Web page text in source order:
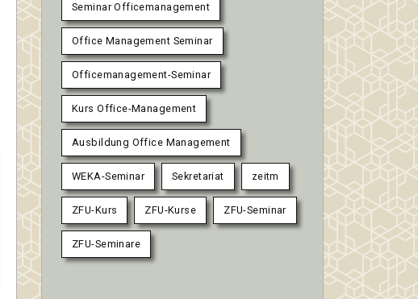
Seminar Officemanagement
Office Management Seminar
Officemanagement-Seminar
Kurs Office-Management
Ausbildung Office Management
WEKA-Seminar Sekretariat zeitm
ZFU-Kurs ZFU-Kurse ZFU-Seminar
ZFU-Seminare